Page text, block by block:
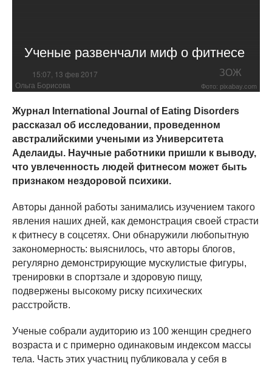
Ученые развенчали миф о фитнесе
15:07, 13 фев 2017 ЗОЖ
Ольга Борисова Фото: pixabay.com
Журнал International Journal of Eating Disorders
рассказал об исследовании, проведенном
австралийскими учеными из Университета
Аделаиды. Научные работники пришли к выводу,
что увлеченность людей фитнесом может быть
признаком нездоровой психики.
Авторы данной работы занимались изучением такого
явления наших дней, как демонстрация своей страсти
к фитнесу в соцсетях. Они обнаружили любопытную
закономерность: выяснилось, что авторы блогов,
регулярно демонстрирующие мускулистые фигуры,
тренировки в спортзале и здоровую пищу,
подвержены высокому риску психических
расстройств.
Ученые собрали аудиторию из 100 женщин среднего
возраста и с примерно одинаковым индексом массы
тела. Часть этих участниц публиковала у себя в